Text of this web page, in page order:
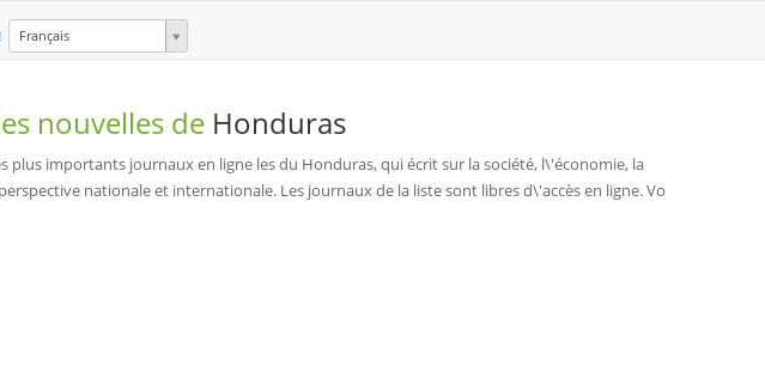
Français
nouvelles de Honduras
plus importants journaux en ligne les du Honduras, qui écrit sur la société, l\'économie, la
nationale et internationale. Les journaux de la liste sont libres d\'accès en ligne. Vo